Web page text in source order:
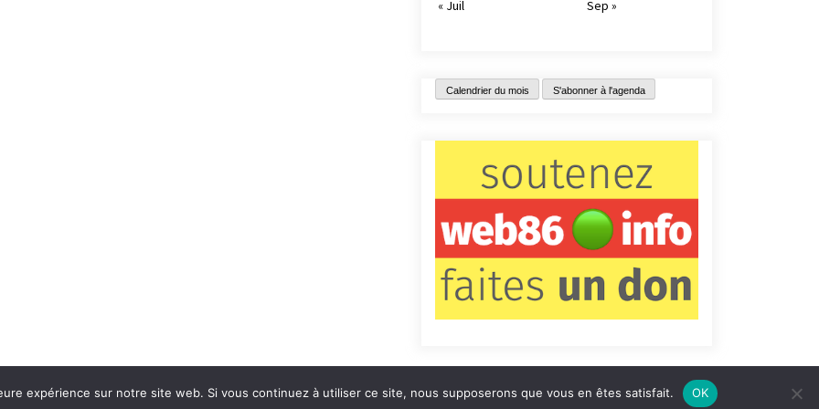
« Juil
Sep »
Calendrier du mois S'abonner à l'agenda
Contact Qui sommes-nous ? Informations légales
expérience sur notre site web. Si vous continuez à utiliser ce site, nous supposerons que vous en êtes satisfait. OK